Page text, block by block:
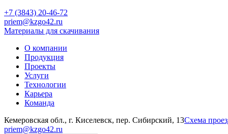
+7 (3843) 20-46-72
priem@kzgo42.ru
Материалы для скачивания
О компании
Продукция
Проекты
Услуги
Технологии
Карьера
Команда
Кемеровская обл., г. Киселевск, пер. Сибирский, 13Схема
priem@kzgo42.ru